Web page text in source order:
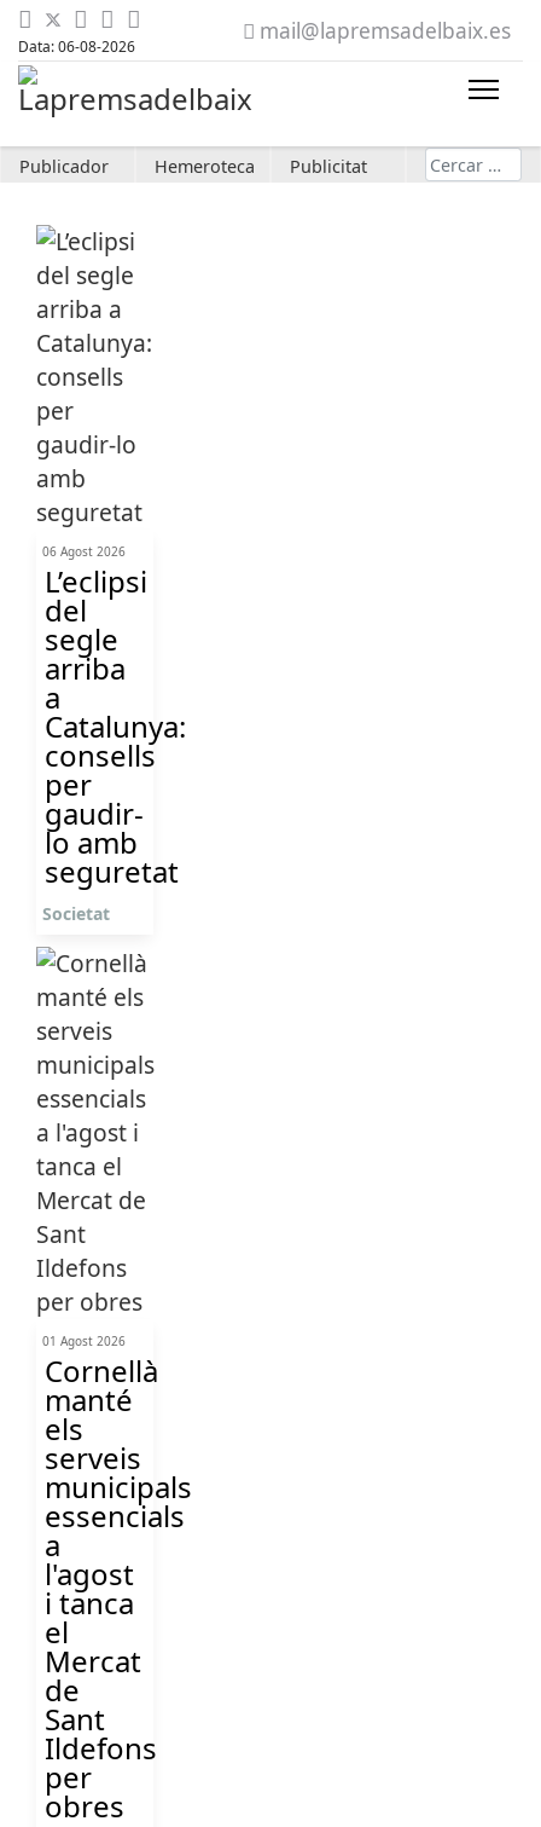
Data: 06-08-2026
mail@lapremsadelbaix.es
Publicador Hemeroteca Publicitat Cerca
06 Agost 2026
L’eclipsi
del
segle
arriba
a
Catalunya:
consells
per
gaudir-
lo amb
seguretat
Societat
01 Agost 2026
Cornellà
manté
els
serveis
municipals
essencials
a
l'agost
i tanca
el
Mercat
de
Sant
Ildefons
per
obres